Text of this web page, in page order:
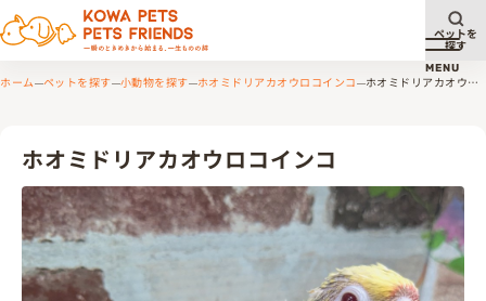
メニ
MENU
ペットを
探す
ホーム ペットを探す 小動物を探す ホオミドリアカオウロコインコ
ホオミドリアカオウロ
ホオミドリアカオウロコインコ